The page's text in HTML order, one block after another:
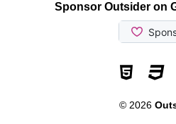
Sponsor Outsider on
Valid
© 2026